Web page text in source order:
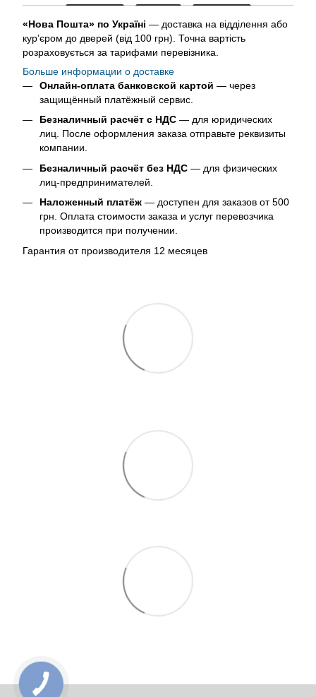
«Нова Пошта» по Україні — доставка на відділення або
кур’єром до дверей (від 100 грн). Точна вартість
розраховується за тарифами перевізника.
Больше информации о доставке
Онлайн-оплата банковской картой — через
защищённый платёжный сервис.
Безналичный расчёт с НДС — для юридических
лиц. После оформления заказа отправьте реквизиты
компании.
Безналичный расчёт без НДС — для физических
лиц-предпринимателей.
Наложенный платёж — доступен для заказов от 500
грн. Оплата стоимости заказа и услуг перевозчика
производится при получении.
Гарантия от производителя 12 месяцев